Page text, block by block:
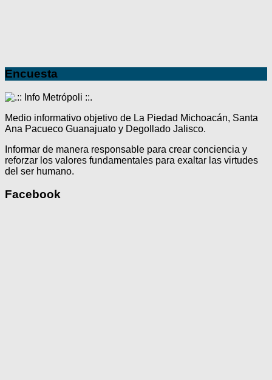
Encuesta
Medio informativo objetivo de La Piedad Michoacán, Santa
Ana Pacueco Guanajuato y Degollado Jalisco.
Informar de manera responsable para crear conciencia y
reforzar los valores fundamentales para exaltar las virtudes
del ser humano.
Facebook